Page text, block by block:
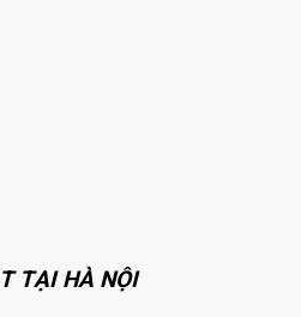
TẠI HÀ NỘI